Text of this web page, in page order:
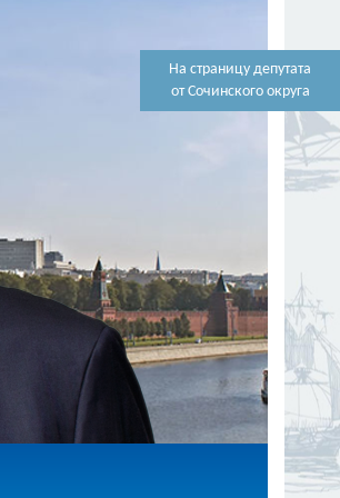
На страницу депутата
от Сочинского округа